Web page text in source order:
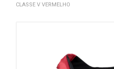
CLASSE V VERMELHO